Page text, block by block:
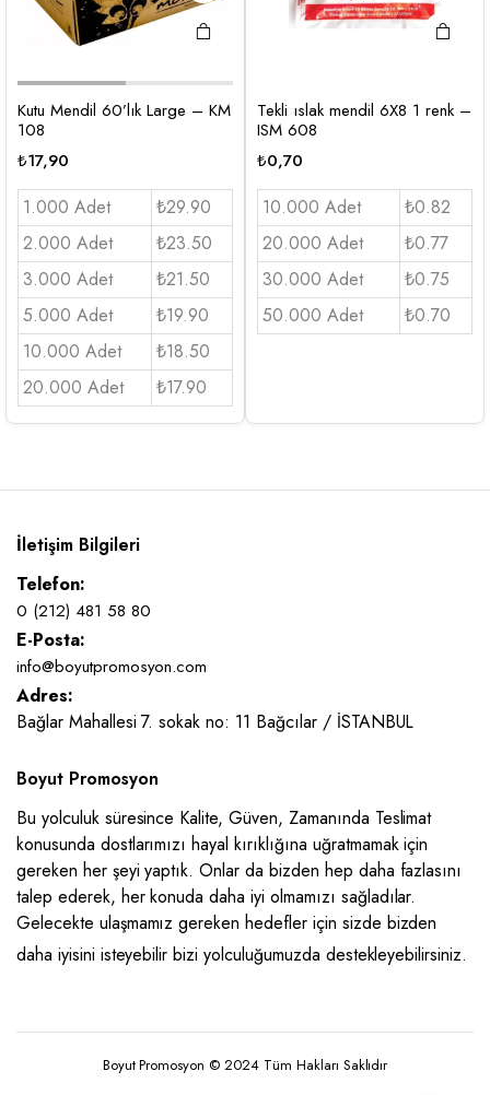
Kutu Mendil 60’lık Large – KM
108
₺17,90
1.000 Adet
₺29.90
2.000 Adet
₺23.50
3.000 Adet
₺21.50
5.000 Adet
₺19.90
10.000 Adet
₺18.50
20.000 Adet
₺17.90
Tekli ıslak mendil 6X8 1 renk –
ISM 608
₺0,70
10.000 Adet
₺0.82
20.000 Adet
₺0.77
30.000 Adet
₺0.75
50.000 Adet
₺0.70
İletişim Bilgileri
Telefon:
0 (212) 481 58 80
E-Posta:
info@boyutpromosyon.com
Adres:
Bağlar Mahallesi 7. sokak no: 11 Bağcılar / İSTANBUL
Boyut Promosyon
Bu yolculuk süresince Kalite, Güven, Zamanında Teslimat
konusunda dostlarımızı hayal kırıklığına uğratmamak için
gereken her şeyi yaptık. Onlar da bizden hep daha fazlasını
talep ederek, her konuda daha iyi olmamızı sağladılar.
Gelecekte ulaşmamız gereken hedefler için sizde bizden
daha iyisini isteyebilir bizi yolculuğumuzda destekleyebilirsiniz.
Boyut Promosyon © 2024 Tüm Hakları Saklıdır